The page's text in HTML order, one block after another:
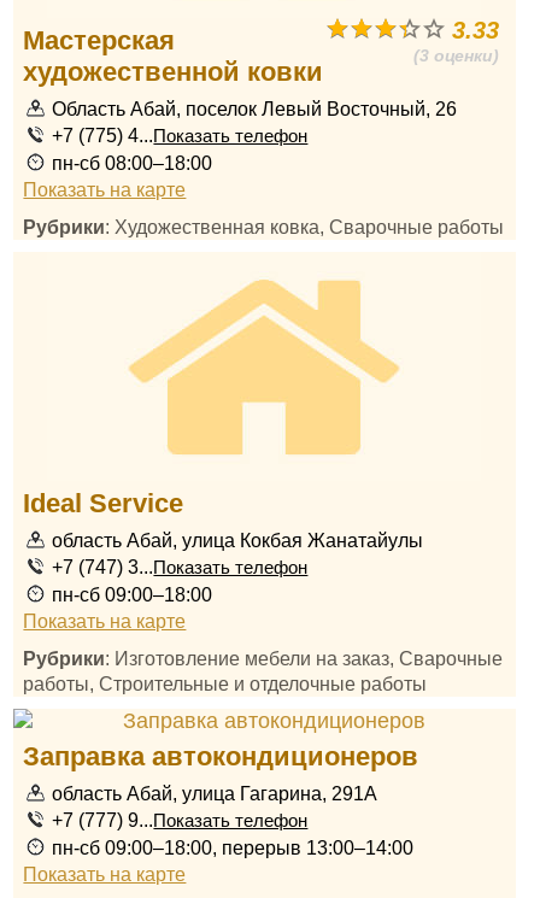
3.33
(3 оценки)
Мастерская
художественной ковки
Область Абай, поселок Левый Восточный, 26
+7 (775) 4...Показать телефон
пн-сб 08:00–18:00
Показать на карте
Рубрики: Художественная ковка, Сварочные работы
Ideal Service
область Абай, улица Кокбая Жанатайулы
+7 (747) 3...Показать телефон
пн-сб 09:00–18:00
Показать на карте
Рубрики: Изготовление мебели на заказ, Сварочные
работы, Строительные и отделочные работы
Заправка автокондиционеров
область Абай, улица Гагарина, 291А
+7 (777) 9...Показать телефон
пн-сб 09:00–18:00, перерыв 13:00–14:00
Показать на карте